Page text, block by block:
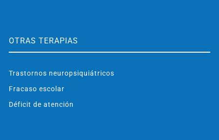
OTRAS TERAPIAS
Trastornos neuropsiquiátricos
Fracaso escolar
Déficit de atención